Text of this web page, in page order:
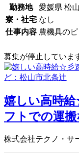
勤務地
愛媛県 松
寮・社宅 なし
仕事内容 農機具の
募集が停止していま
嬉しい高時
フトでの運
株式会社テクノ・サ